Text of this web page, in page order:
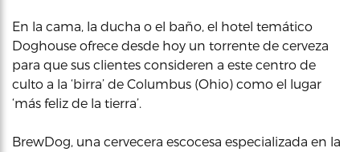
En la cama, la ducha o el baño, el hotel temático
Doghouse ofrece desde hoy un torrente de cerveza
para que sus clientes consideren a este centro de
culto a la ‘birra’ de Columbus (Ohio) como el lugar
‘más feliz de la tierra’.
BrewDog, una cervecera escocesa especializada en la